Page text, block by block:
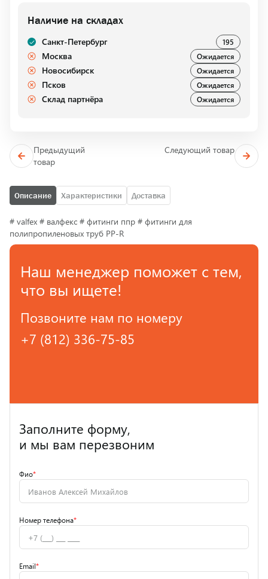
Описание Характеристики Доставка
# valfex # валфекс # фитинги ппр # фитинги для
полипропиленовых труб PP-R
Наличие на складах
Санкт-Петербург 195
Москва Ожидается
Новосибирск Ожидается
Псков Ожидается
Склад партнёра Ожидается
Предыдущий
товар
Следующий товар
Наш менеджер поможет с тем,
что вы ищете!
Позвоните нам по номеру
+7 (812) 336-75-85
Заполните форму,
и мы вам перезвоним
Фио*
Номер телефона*
Email*